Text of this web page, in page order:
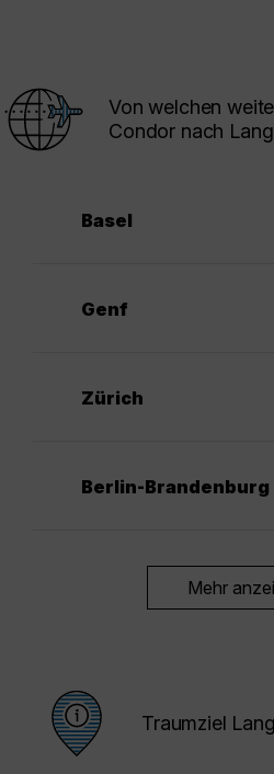
Von welchen
Condor nach
Basel
Genf
Zürich
Berlin-Brandenburg
Mehr
Traumziel